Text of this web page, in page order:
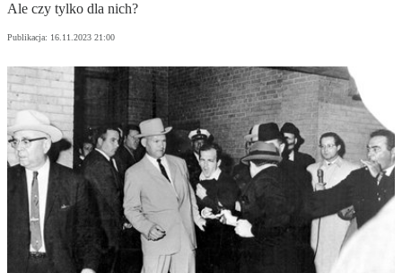
Ale czy tylko dla nich?
Publikacja: 16.11.2023 21:00